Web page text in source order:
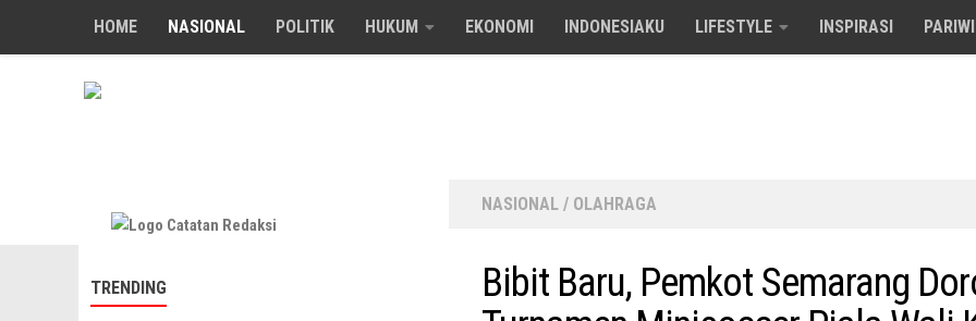
Skip to content
HOME NASIONAL POLITIK HUKUM EKONOMI INDONESIAKU LIFESTYLE INSPIRASI
NASIONAL / OLAHRAGA
Bibit Baru, Pemkot Semarang
TRENDING